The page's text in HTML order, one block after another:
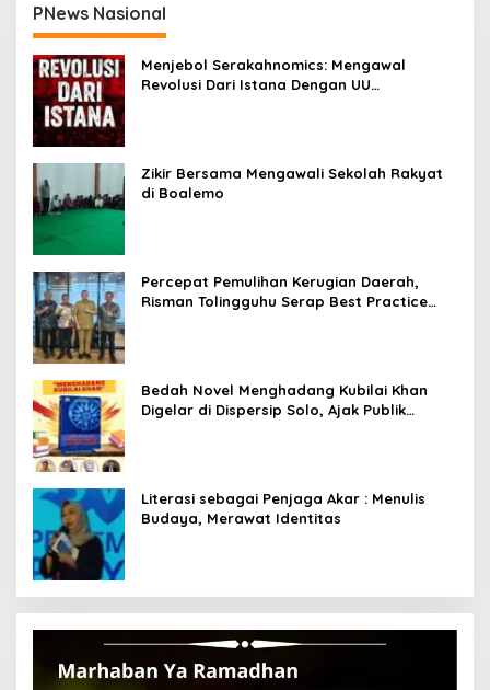
PNews Nasional
Menjebol Serakahnomics: Mengawal
Revolusi Dari Istana Dengan UU
Zikir Bersama Mengawali Sekolah Rakyat
di Boalemo
Percepat Pemulihan Kerugian Daerah,
Risman Tolingguhu Serap Best Practice
Bedah Novel Menghadang Kubilai Khan
Digelar di Dispersip Solo, Ajak Publik
Literasi sebagai Penjaga Akar : Menulis
Budaya, Merawat Identitas